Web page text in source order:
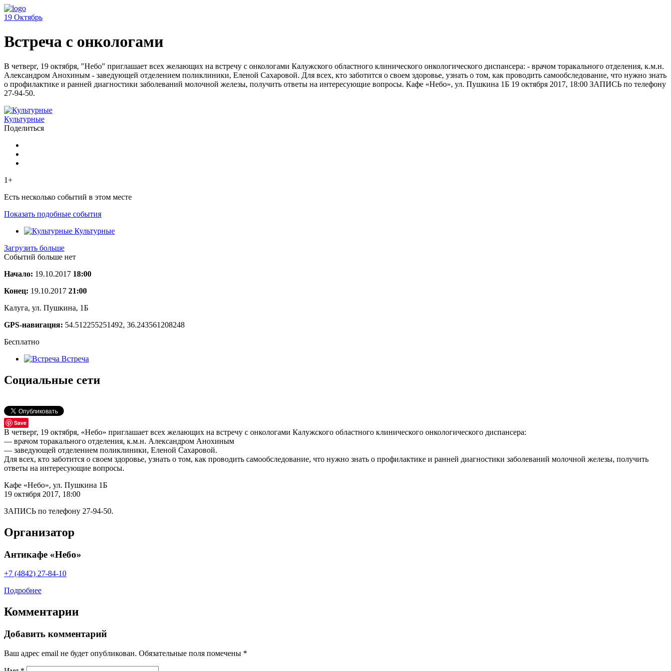
19 Октябрь
Встреча с онкологами
В четверг, 19 октября, "Небо" приглашает всех желающих на встречу с онкологами Калужского областного клинического онкологического диспансера: - врачом торакального отделения, к.м.н.
Александром Анохиным - заведующей отделением поликлиники, Еленой Сахаровой. Для всех, кто заботится о своем здоровье, узнать о том, как проводить самообследование, что нужно знать
о профилактике и ранней диагностики заболеваний молочной железы, получить ответы на интересующие вопросы. Кафе «Небо», ул. Пушкина 1Б 19 октября 2017, 18:00 ЗАПИСЬ по телефону
27-94-50.
Культурные
Поделиться
1+
Есть несколько событий в этом месте
Показать подобные события
Культурные
Загрузить больше
Событий больше нет
Начало: 19.10.2017 18:00
Конец: 19.10.2017 21:00
Калуга, ул. Пушкина, 1Б
GPS-навигация: 54.512255251492, 36.243561208248
Бесплатно
Встреча
Социальные сети
Save
В четверг, 19 октября, «Небо» приглашает всех желающих на встречу с онкологами Калужского областного клинического онкологического диспансера:
— врачом торакального отделения, к.м.н. Александром Анохиным
— заведующей отделением поликлиники, Еленой Сахаровой.
Для всех, кто заботится о своем здоровье, узнать о том, как проводить самообследование, что нужно знать о профилактике и ранней диагностики заболеваний молочной железы, получить
ответы на интересующие вопросы.
Кафе «Небо», ул. Пушкина 1Б
19 октября 2017, 18:00
ЗАПИСЬ по телефону 27-94-50.
Организатор
Антикафе «Небо»
+7 (4842) 27-84-10
Подробнее
Комментарии
Добавить комментарий
Ваш адрес email не будет опубликован. Обязательные поля помечены *